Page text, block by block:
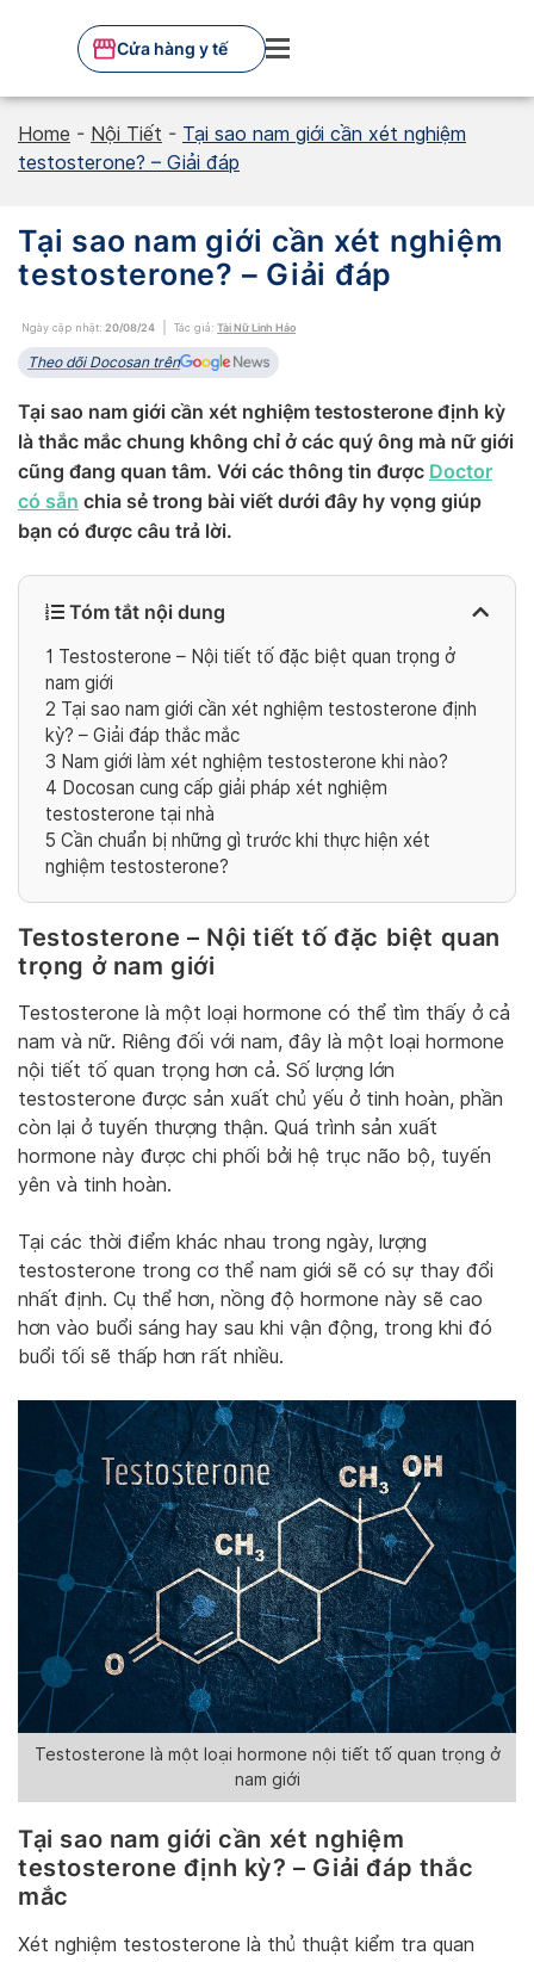
Cửa hàng y tế
Home - Nội Tiết - Tại sao nam giới cần xét nghiệm
testosterone? – Giải đáp
Tại sao nam giới cần xét nghiệm
testosterone? – Giải đáp
Ngày cập nhật: 20/08/24 Tác giả: Tài Nữ Linh Hảo
Theo dõi Docosan trên
Tại sao nam giới cần xét nghiệm testosterone định kỳ
là thắc mắc chung không chỉ ở các quý ông mà nữ giới
cũng đang quan tâm. Với các thông tin được Doctor
có sẵn chia sẻ trong bài viết dưới đây hy vọng giúp
bạn có được câu trả lời.
Tóm tắt nội dung
1 Testosterone – Nội tiết tố đặc biệt quan trọng ở
nam giới
2 Tại sao nam giới cần xét nghiệm testosterone định
kỳ? – Giải đáp thắc mắc
3 Nam giới làm xét nghiệm testosterone khi nào?
4 Docosan cung cấp giải pháp xét nghiệm
testosterone tại nhà
5 Cần chuẩn bị những gì trước khi thực hiện xét
nghiệm testosterone?
Testosterone – Nội tiết tố đặc biệt quan
trọng ở nam giới
Testosterone là một loại hormone có thể tìm thấy ở cả
nam và nữ. Riêng đối với nam, đây là một loại hormone
nội tiết tố quan trọng hơn cả. Số lượng lớn
testosterone được sản xuất chủ yếu ở tinh hoàn, phần
còn lại ở tuyến thượng thận. Quá trình sản xuất
hormone này được chi phối bởi hệ trục não bộ, tuyến
yên và tinh hoàn.
Tại các thời điểm khác nhau trong ngày, lượng
testosterone trong cơ thể nam giới sẽ có sự thay đổi
nhất định. Cụ thể hơn, nồng độ hormone này sẽ cao
hơn vào buổi sáng hay sau khi vận động, trong khi đó
buổi tối sẽ thấp hơn rất nhiều.
Testosterone là một loại hormone nội tiết tố quan trọng ở
nam giới
Tại sao nam giới cần xét nghiệm
testosterone định kỳ? – Giải đáp thắc
mắc
Xét nghiệm testosterone là thủ thuật kiểm tra quan